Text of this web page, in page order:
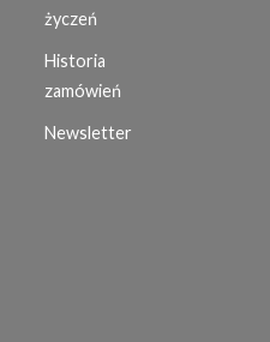
życzeń
Historia
zamówień
Newsletter